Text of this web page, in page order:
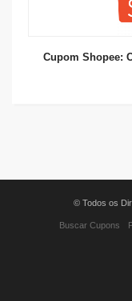
Cupom Shopee:
© Todos os
Buscar Cupons